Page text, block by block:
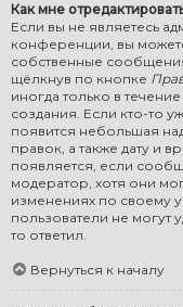
Как мне
Если вы не являетесь
конференции, вы
собственные
щёлкнув по кнопке
иногда только в
создания. Если кто-то
появится небольшая
правок, а также дату и
появляется, если
модератор, хотя они
изменениях по своему
пользователи не могут
то ответил.
Вернуться к началу